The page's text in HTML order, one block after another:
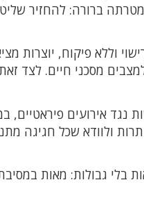
ברורה: להחזיר
וללא פיקוח, יוצרות
מסכני חיים. לצד
נגד אירועים פיראטיים,
ולוודא שכל חגיגה
בלי גבולות: מאות